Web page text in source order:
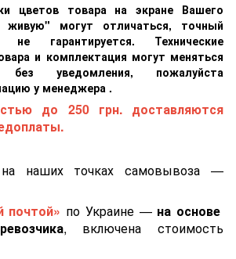
цветов товара на экране Вашего
могут отличаться, точный
гарантируется. Технические
и комплектация могут меняться
без уведомления, пожалуйста
у менеджера .
до 250 грн. доставляются
на наших точках самовывоза —
почтой» по Украине — на основе
, включена стоимость